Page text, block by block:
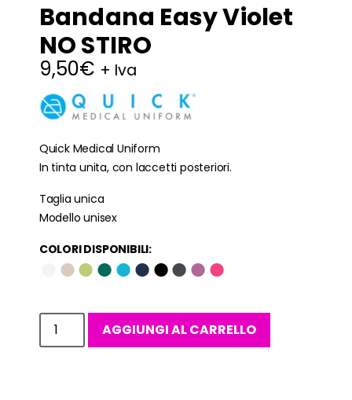
Bandana Easy Violet
NO STIRO
9,50€ + Iva
Quick Medical Uniform
In tinta unita, con laccetti posteriori.
Taglia unica
Modello unisex
COLORI DISPONIBILI:
●●●●●●●●●●
AGGIUNGI AL CARRELLO